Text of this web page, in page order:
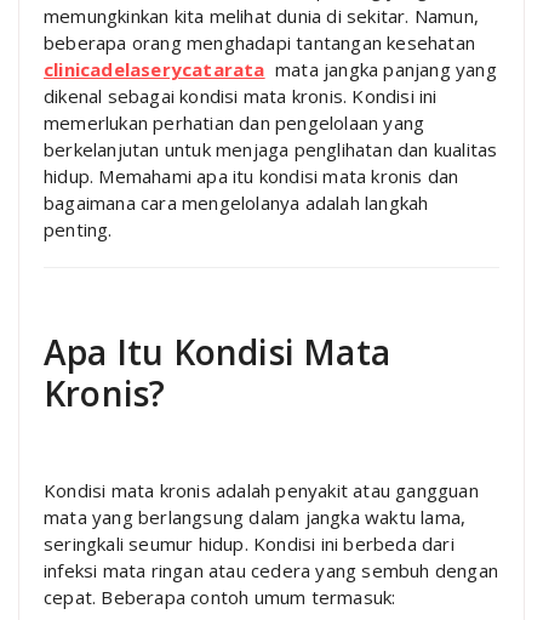
memungkinkan kita melihat dunia di sekitar. Namun,
beberapa orang menghadapi tantangan kesehatan
clinicadelaserycatarata mata jangka panjang yang
dikenal sebagai kondisi mata kronis. Kondisi ini
memerlukan perhatian dan pengelolaan yang
berkelanjutan untuk menjaga penglihatan dan kualitas
hidup. Memahami apa itu kondisi mata kronis dan
bagaimana cara mengelolanya adalah langkah
penting.
Apa Itu Kondisi Mata
Kronis?
Kondisi mata kronis adalah penyakit atau gangguan
mata yang berlangsung dalam jangka waktu lama,
seringkali seumur hidup. Kondisi ini berbeda dari
infeksi mata ringan atau cedera yang sembuh dengan
cepat. Beberapa contoh umum termasuk: